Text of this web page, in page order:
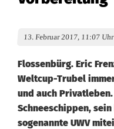
13. Februar 2017, 11:07 Uhr
Flossenbürg. Eric
Weltcup-Trubel
und auch
Schneeschippen,
sogenannte UWV